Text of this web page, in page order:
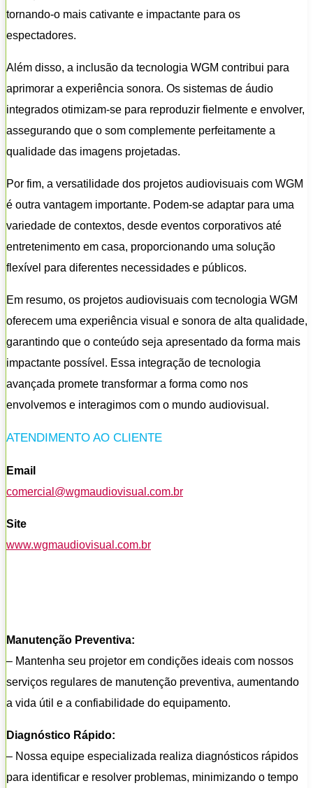
tornando-o mais cativante e impactante para os
espectadores.
Além disso, a inclusão da tecnologia WGM contribui para
aprimorar a experiência sonora. Os sistemas de áudio
integrados otimizam-se para reproduzir fielmente e envolver,
assegurando que o som complemente perfeitamente a
qualidade das imagens projetadas.
Por fim, a versatilidade dos projetos audiovisuais com WGM
é outra vantagem importante. Podem-se adaptar para uma
variedade de contextos, desde eventos corporativos até
entretenimento em casa, proporcionando uma solução
flexível para diferentes necessidades e públicos.
Em resumo, os projetos audiovisuais com tecnologia WGM
oferecem uma experiência visual e sonora de alta qualidade,
garantindo que o conteúdo seja apresentado da forma mais
impactante possível. Essa integração de tecnologia
avançada promete transformar a forma como nos
envolvemos e interagimos com o mundo audiovisual.
ATENDIMENTO AO CLIENTE
Email
comercial@wgmaudiovisual.com.br
Site
www.wgmaudiovisual.com.br
Manutenção Preventiva:
– Mantenha seu projetor em condições ideais com nossos
serviços regulares de manutenção preventiva, aumentando
a vida útil e a confiabilidade do equipamento.
Diagnóstico Rápido:
– Nossa equipe especializada realiza diagnósticos rápidos
para identificar e resolver problemas, minimizando o tempo